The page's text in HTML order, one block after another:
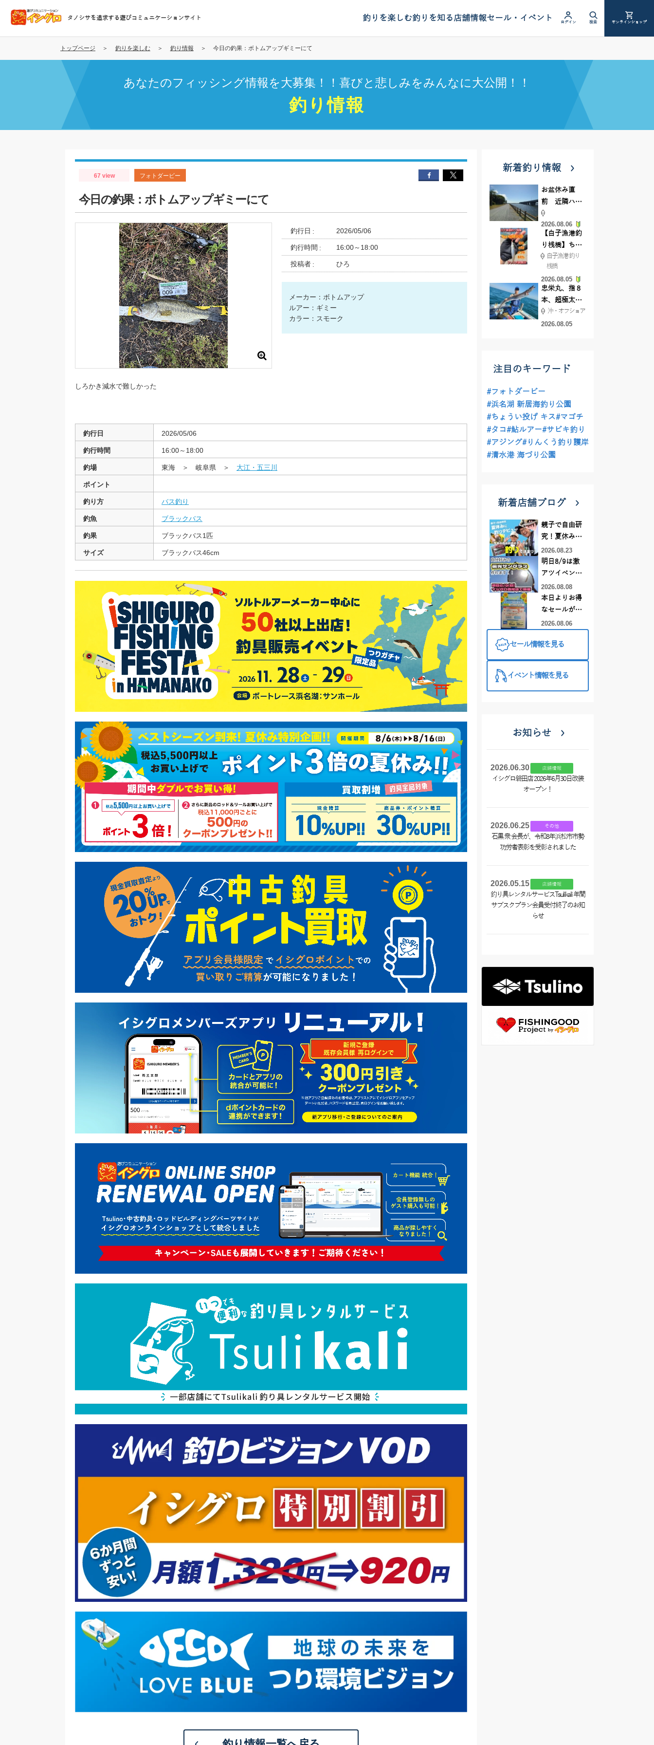
コ
テ
タノシサを追求する遊びコミュニケーションサイト 釣りを楽しむ釣りを知る店舗情報セール・イベント ログイン 検索 オンラインショップ
トップページ 釣りを楽しむ 釣り情報 今日の釣果：ボトムアップギミーにて
あなたのフィッシング情報を大募集！！喜びと悲しみをみんなに大公開！！
釣り情報
67 view フォトダービー
今日の釣果：ボトムアップギミーにて
釣行日 2026/05/06
釣行時間 16:00～18:00
投稿者 ひろ
メーカー：ボトムアップ
ルアー：ギミー
カラー：スモーク
しろかき減水で難しかった
釣行日 2026/05/06
釣行時間 16:00～18:00
釣場 東海 ＞ 岐阜県 ＞ 大江・五三川
ポイント
釣り方 バス釣り
釣魚 ブラックバス
釣果 ブラックバス1匹
サイズ ブラックバス46cm
新着釣り情報
お盆休み直
前 近隣ハゼ
釣り場調査し
てきました
2026.08.06
【白子漁港釣
り桟橋】ちょ
い投げ釣りが
絶好調!キスや
ハゼが簡単に
釣れますよ💛
白子漁港 釣り
桟橋
2026.08.05
忠栄丸、指８
本、超極太ド
ラゴン登場！
沖・オフショア
2026.08.05
注目のキーワード
#フォトダービー
#浜名湖 新居海釣り公園
#ちょうい投げ キス#マゴチ
#タコ#鮎ルアー#サビキ釣り
#アジング#りんくう釣り護岸
#清水港 海づり公園
新着店舗ブログ
親子で自由研
究！夏休みに
釣りデビュー
2026.08.23
明日8/9は激
アツイベント
日！！！～オ
ーダー偏光グ
ラス受注会～
2026.08.08
本日よりお得
なセールがス
タート!!
2026.08.06
セール情報を見る
イベント情報を見る
お知らせ
2026.06.30 店舗情報
イシグロ磐田店 2026年6月30日改装
オープン！
2026.06.25 その他
石黒 衆 会長が、令和8年浜松市市勢
功労者表彰を受彰されました
2026.05.15 店舗情報
釣り具レンタルサービスTsulikali 年間
サブスクプラン会員受付終了のお知
らせ